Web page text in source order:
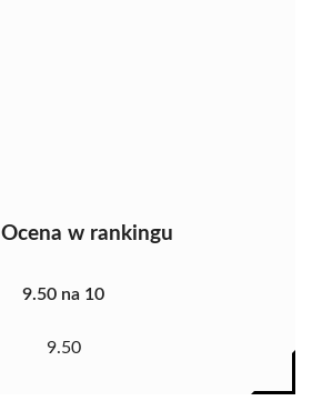
Ocena w rankingu
9.50 na 10
9.50